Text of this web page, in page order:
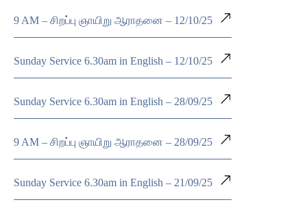
9 AM – சிறப்பு ஞாயிறு ஆராதனை – 12/10/25
Sunday Service 6.30am in English – 12/10/25
Sunday Service 6.30am in English – 28/09/25
9 AM – சிறப்பு ஞாயிறு ஆராதனை – 28/09/25
Sunday Service 6.30am in English – 21/09/25